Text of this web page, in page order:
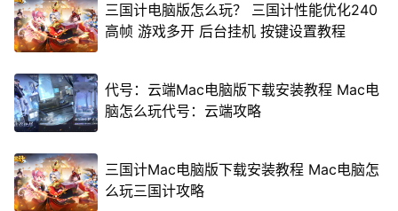
三国计电脑版怎么玩？ 三国计性能优化240
高帧 游戏多开 后台挂机 按键设置教程
代号：云端Mac电脑版下载安装教程 Mac电
脑怎么玩代号：云端攻略
三国计Mac电脑版下载安装教程 Mac电脑怎
么玩三国计攻略